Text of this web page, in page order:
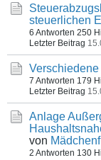
steuerlichen
6 Antworten 250
Letzter Beitrag
7 Antworten 179
Letzter Beitrag
Anlage
von
2 Antworten 130